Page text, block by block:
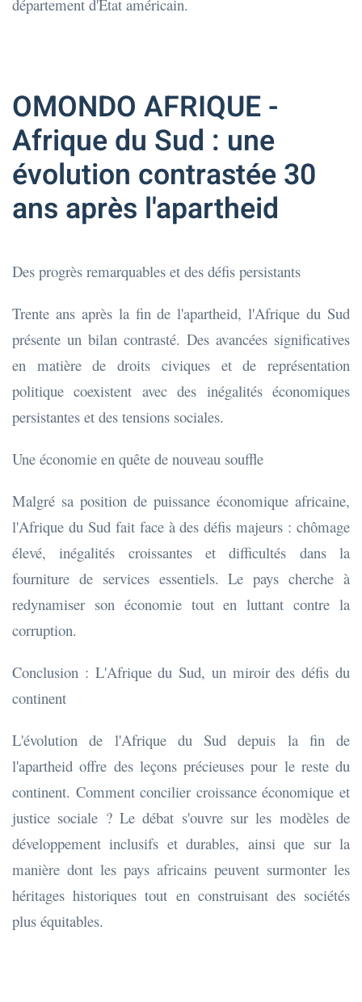
département d'État américain.
OMONDO AFRIQUE -
Afrique du Sud : une
évolution contrastée 30
ans après l'apartheid
Des progrès remarquables et des défis persistants
Trente ans après la fin de l'apartheid, l'Afrique du Sud
présente un bilan contrasté. Des avancées significatives
en matière de droits civiques et de représentation
politique coexistent avec des inégalités économiques
persistantes et des tensions sociales.
Une économie en quête de nouveau souffle
Malgré sa position de puissance économique africaine,
l'Afrique du Sud fait face à des défis majeurs : chômage
élevé, inégalités croissantes et difficultés dans la
fourniture de services essentiels. Le pays cherche à
redynamiser son économie tout en luttant contre la
corruption.
Conclusion : L'Afrique du Sud, un miroir des défis du
continent
L'évolution de l'Afrique du Sud depuis la fin de
l'apartheid offre des leçons précieuses pour le reste du
continent. Comment concilier croissance économique et
justice sociale ? Le débat s'ouvre sur les modèles de
développement inclusifs et durables, ainsi que sur la
manière dont les pays africains peuvent surmonter les
héritages historiques tout en construisant des sociétés
plus équitables.